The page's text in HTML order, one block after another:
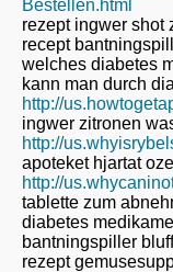
Bestellen.html
rezept ingwer shot
recept
welches diabetes
kann man durch
http://
ingwer zitronen
http://
apoteket hjartat
http://
tablette zum
diabetes
bantningspiller bluff
rezept